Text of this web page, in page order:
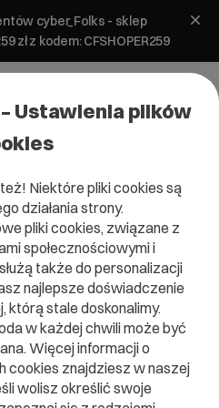
cyber_Folks - sklep
zł z kodem: CFSHOPER259
.glass
jak świąteczna bombka
.glass
Ustawienia plików
Niektóre pliki cookies są
działania strony.
pliki cookies, związane z
społecznościowymi i
także do personalizacji
najlepsze doświadczenie
którą stale doskonalimy.
w każdej chwili może być
Więcej informacji o
cookies znajdziesz w naszej
wolisz określić swoje